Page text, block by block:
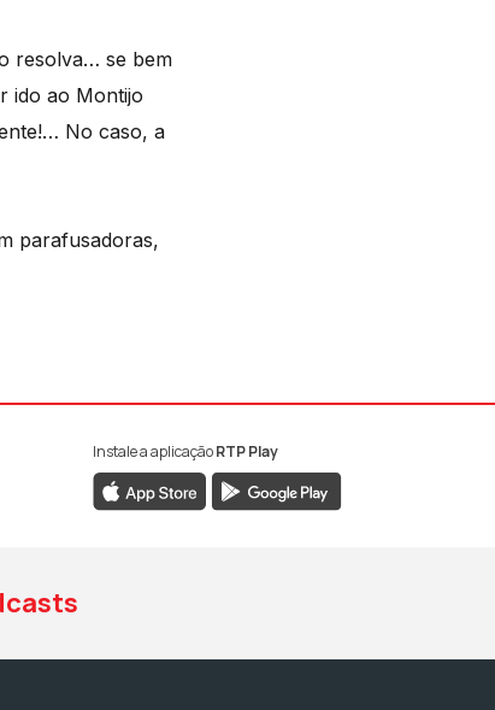
resolva… se bem
ido ao Montijo
No caso, a
parafusadoras,
da RTP Antena 1
da RTP Antena 1
da RTP Antena 1
Instale a aplicaçãoRTP Play